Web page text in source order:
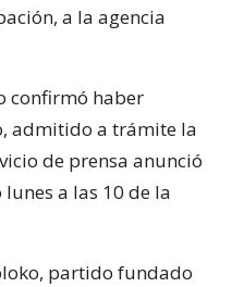
a la agencia
confirmó haber
admitido a trámite la
de prensa anunció
a las 10 de la
partido fundado